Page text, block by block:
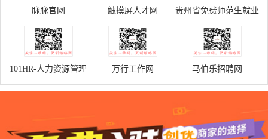
脉脉官网 触摸屏人才网 贵州省免费师范生就业
服务信息网
101HR-人力资源管理 万行工作网 马伯乐招聘网